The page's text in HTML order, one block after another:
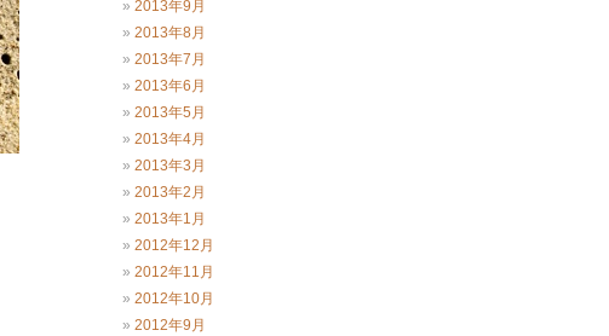
2013年9月
2013年8月
2013年7月
2013年6月
2013年5月
2013年4月
2013年3月
2013年2月
2013年1月
2012年12月
2012年11月
2012年10月
2012年9月